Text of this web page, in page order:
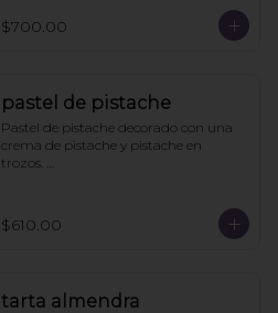
$700.00
pastel de pistache
Pastel de pistache decorado con una
crema de pistache y pistache en
trozos.
los que les guste más el pan húmedo.
6 personas
$610.00
tarta almendra